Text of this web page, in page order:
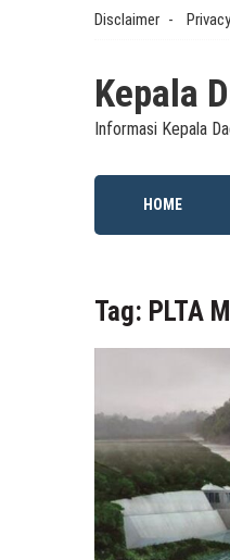
Disclaimer
Kepala
Informasi Kepala
HOME
Tag: PLTA